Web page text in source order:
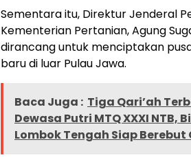
Sementara itu, Direktur Jenderal
Kementerian Pertanian, Agung
dirancang untuk menciptakan
baru di luar Pulau Jawa.
Baca Juga : Tiga Qari’ah
Dewasa Putri MTQ XXXI NTB,
Lombok Tengah Siap Berebut